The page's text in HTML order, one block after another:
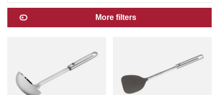
More filters